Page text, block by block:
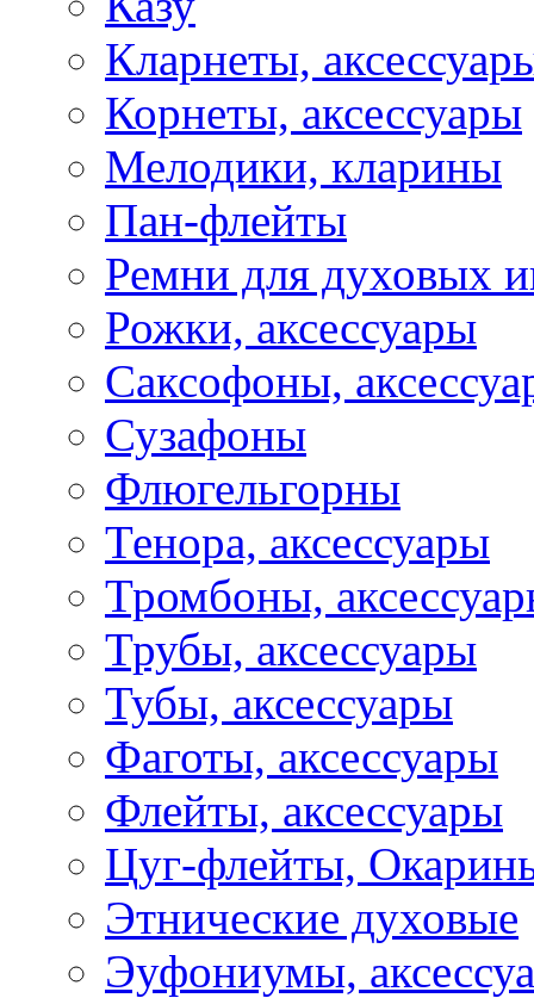
Кларнеты,
Корнеты, аксессуары
Мелодики, кларины
Пан-флейты
Ремни для духовых
Рожки, аксессуары
Саксофоны,
Сузафоны
Флюгельгорны
Тенора, аксессуары
Тромбоны,
Трубы, аксессуары
Тубы, аксессуары
Фаготы, аксессуары
Флейты, аксессуары
Цуг-флейты,
Этнические духовые
Эуфониумы,